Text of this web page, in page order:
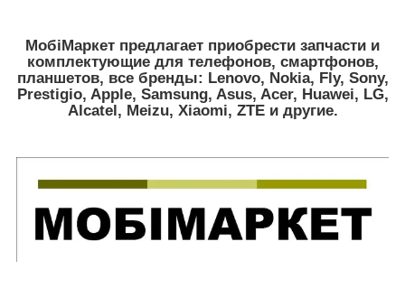
МобіМаркет предлагает приобрести запчасти и
комплектующие для телефонов, смартфонов,
планшетов, все бренды: Lenovo, Nokia, Fly, Sony,
Prestigio, Apple, Samsung, Asus, Acer, Huawei, LG,
Alcatel, Meizu, Xiaomi, ZTEи другие.